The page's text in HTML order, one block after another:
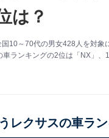
は？
10～70代の男女428人を対象
ランキングの2位は「NX」、
レクサスの車ラ